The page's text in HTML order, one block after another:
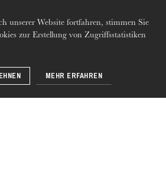
unserer Website fortfahren, stimmen Sie
zur Erstellung von Zugriffsstatistiken
MEHR ERFAHREN
20 Aug. 2026